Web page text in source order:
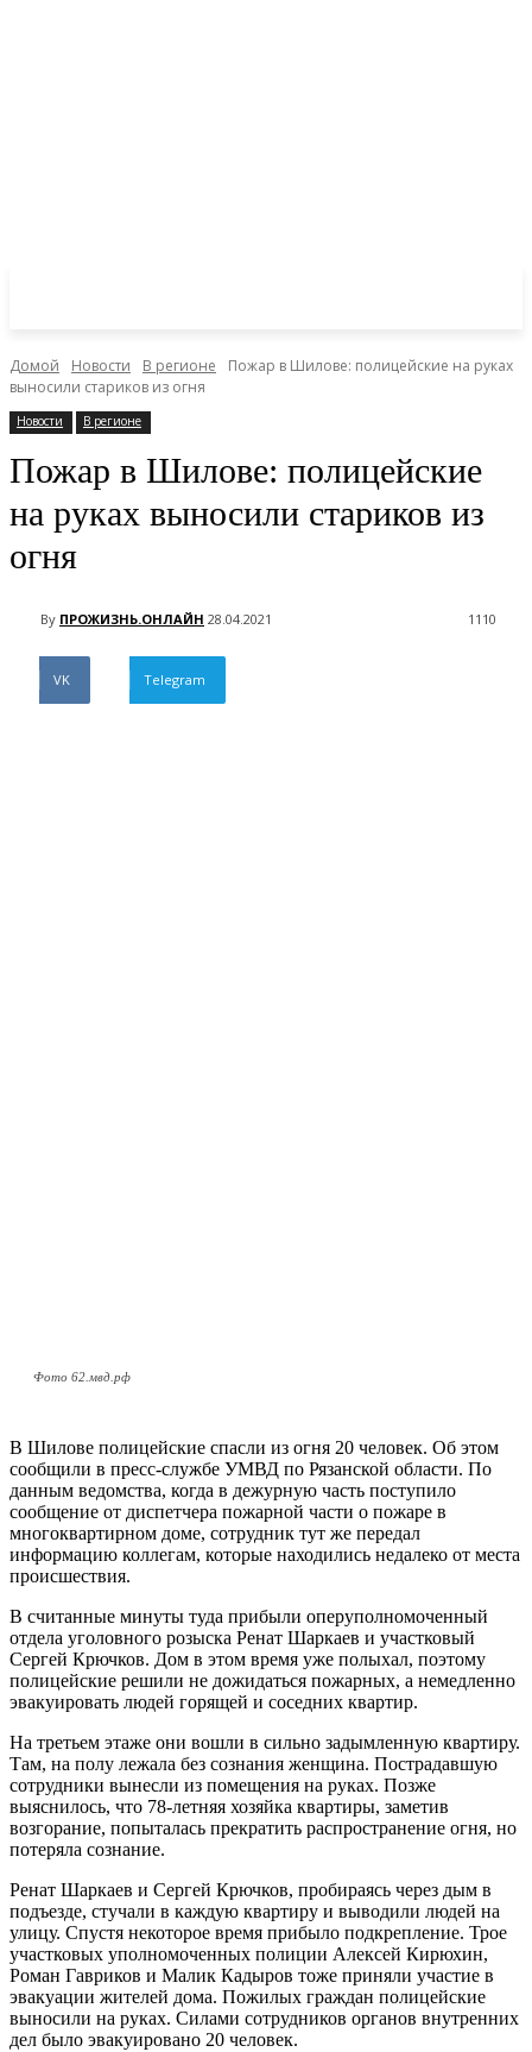
Домой Новости В регионе
Пожар в Шилове: полицейские на руках
выносили стариков из огня
Новости В регионе
Пожар в Шилове: полицейские
на руках выносили стариков из
огня
By ПРОЖИЗНЬ.ОНЛАЙН 28.04.2021 1110
VK Telegram
Фото 62.мвд.рф
В Шилове полицейские спасли из огня 20 человек. Об этом
сообщили в пресс-службе УМВД по Рязанской области. По
данным ведомства, когда в дежурную часть поступило
сообщение от диспетчера пожарной части о пожаре в
многоквартирном доме, сотрудник тут же передал
информацию коллегам, которые находились недалеко от места
происшествия.
В считанные минуты туда прибыли оперуполномоченный
отдела уголовного розыска Ренат Шаркаев и участковый
Сергей Крючков. Дом в этом время уже полыхал, поэтому
полицейские решили не дожидаться пожарных, а немедленно
эвакуировать людей горящей и соседних квартир.
На третьем этаже они вошли в сильно задымленную квартиру.
Там, на полу лежала без сознания женщина. Пострадавшую
сотрудники вынесли из помещения на руках. Позже
выяснилось, что 78-летняя хозяйка квартиры, заметив
возгорание, попыталась прекратить распространение огня, но
потеряла сознание.
Ренат Шаркаев и Сергей Крючков, пробираясь через дым в
подъезде, стучали в каждую квартиру и выводили людей на
улицу. Спустя некоторое время прибыло подкрепление. Трое
участковых уполномоченных полиции Алексей Кирюхин,
Роман Гавриков и Малик Кадыров тоже приняли участие в
эвакуации жителей дома. Пожилых граждан полицейские
выносили на руках. Силами сотрудников органов внутренних
дел было эвакуировано 20 человек.